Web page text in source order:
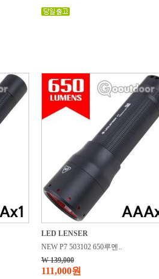
LED LENSER
NEW P7 503102 650루멘..
W 139,000
111,000원